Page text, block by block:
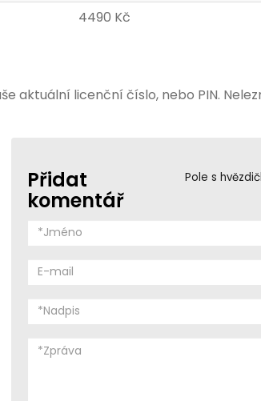
4490 Kč
aktuální licenční číslo, nebo PIN.
Pole s
Přidat
komentář